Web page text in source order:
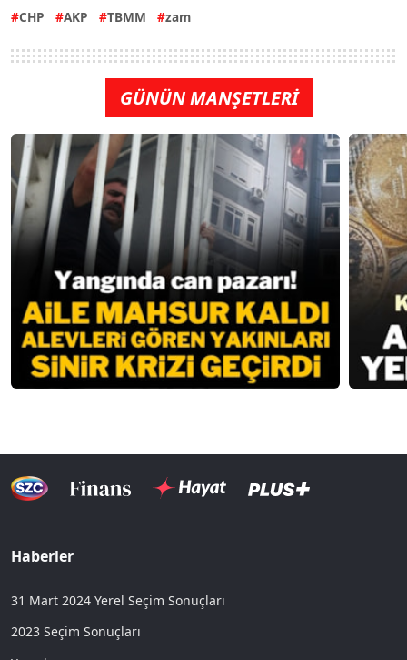
CHP AKP TBMM zam
GÜNÜN MANŞETLERİ
Haberler
31 Mart 2024 Yerel Seçim Sonuçları
2023 Seçim Sonuçları